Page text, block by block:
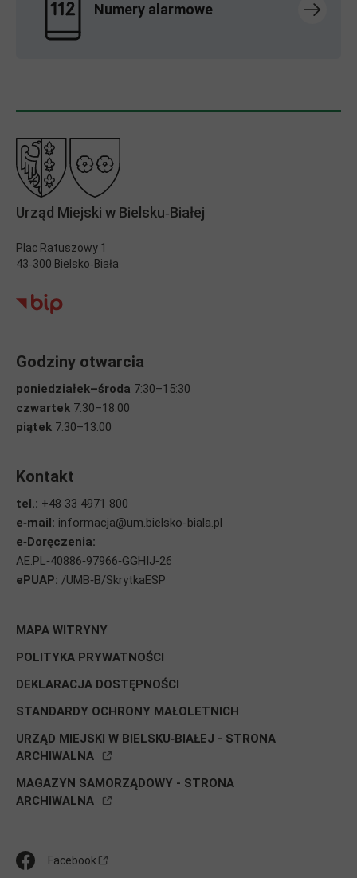
Numery alarmowe
Urząd Miejski w Bielsku‑Białej
Plac Ratuszowy 1
43‑300 Bielsko‑Biała
Godziny otwarcia
poniedziałek–środa 7:30–15:30
czwartek 7:30–18:00
piątek 7:30–13:00
Kontakt
tel.: +48 33 4971 800
e‑mail: informacja@um.bielsko-biala.pl
e‑Doręczenia:
AE:PL‑40886‑97966‑GGHIJ‑26
ePUAP: /UMB‑B/SkrytkaESP
STOPKA
MAPA WITRYNY
POLITYKA PRYWATNOŚCI
DEKLARACJA DOSTĘPNOŚCI
STANDARDY OCHRONY MAŁOLETNICH
URZĄD MIEJSKI W BIELSKU‑BIAŁEJ - STRONA
ARCHIWALNA
MAGAZYN SAMORZĄDOWY - STRONA
ARCHIWALNA
Media
Facebook